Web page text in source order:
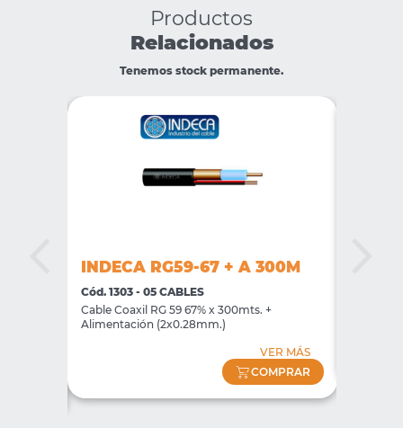
Productos
Relacionados
Tenemos stock permanente.
INDECA RG59-67 + A 300M
Cód. 1303 - 05 CABLES
Cable Coaxil RG 59 67% x 300mts. +
Alimentación (2x0.28mm.)
VER MÁS
COMPRAR